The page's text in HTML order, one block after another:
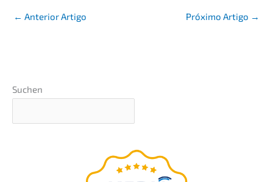
← Anterior Artigo Próxi­mo Artigo →
Suchen